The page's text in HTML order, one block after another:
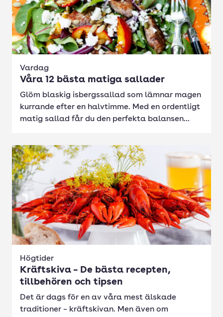
Vardag
Våra 12 bästa matiga sallader
Glöm blaskig isbergssallad som lämnar magen
kurrande efter en halvtimme. Med en ordentligt
matig sallad får du den perfekta balansen...
Högtider
Kräftskiva – De bästa recepten,
tillbehören och tipsen
Det är dags för en av våra mest älskade
traditioner – kräftskivan. Men även om